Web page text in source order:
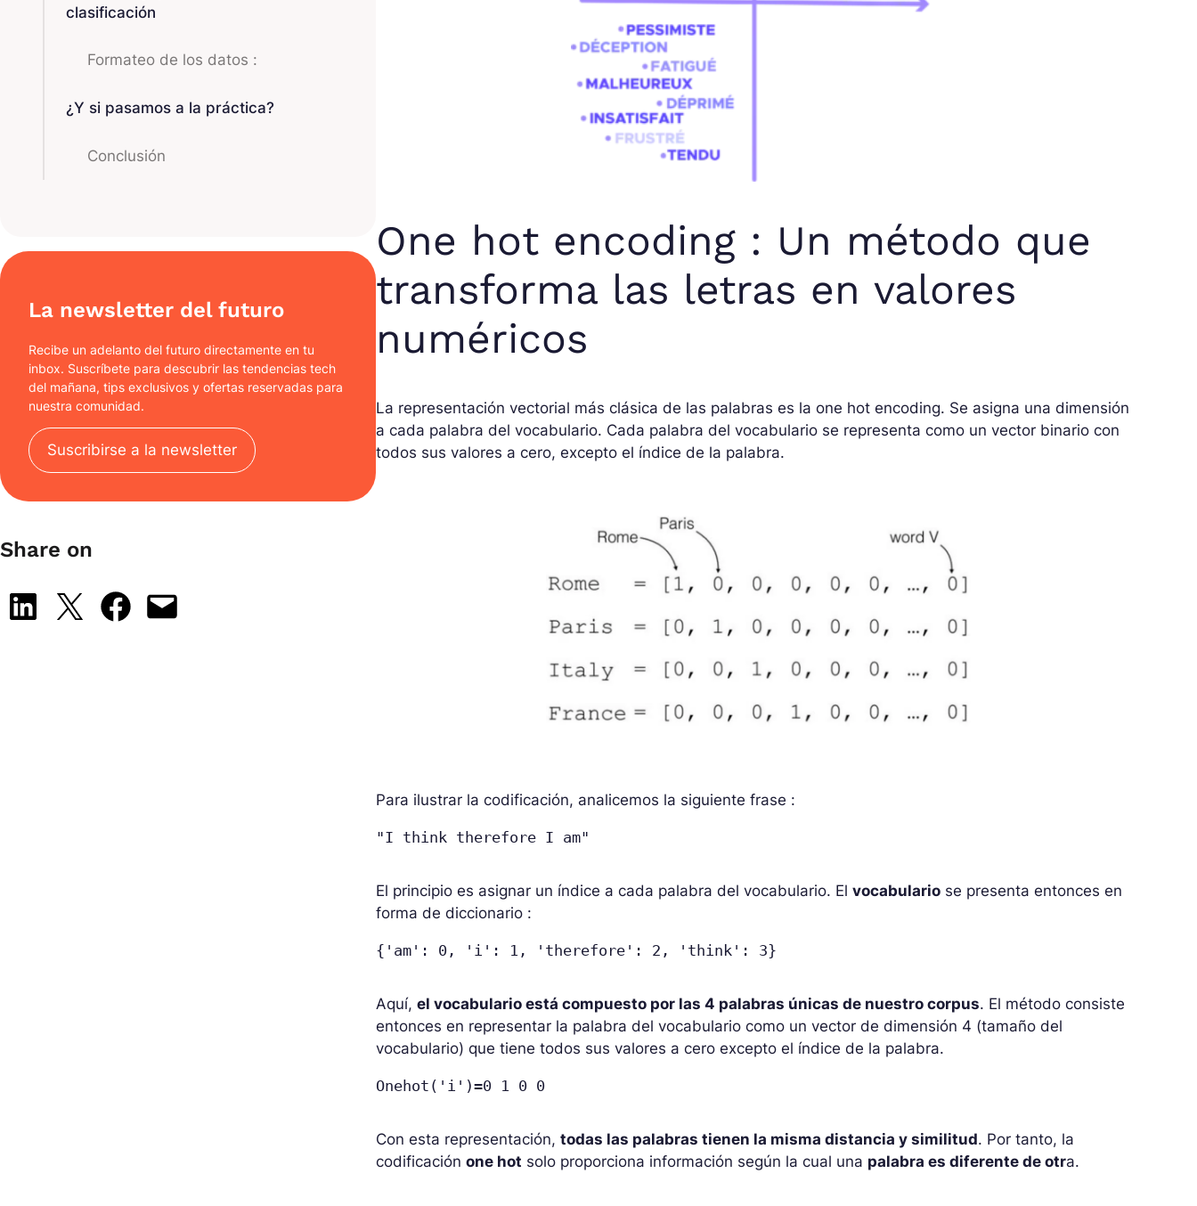
clasificación
Formateo de los datos :
¿Y si pasamos a la práctica?
Conclusión
La newsletter del futuro
Recibe un adelanto del futuro directamente en tu
inbox. Suscríbete para descubrir las tendencias tech
del mañana, tips exclusivos y ofertas reservadas para
nuestra comunidad.
Suscribirse a la newsletter
Share on
Share on LinkedIn
Share on X Share on Facebook
Email this Page
One hot encoding : Un método que
transforma las letras en valores
numéricos
La representación vectorial más clásica de las palabras es la one hot encoding. Se asigna una dimensión
a cada palabra del vocabulario. Cada palabra del vocabulario se representa como un vector binario con
todos sus valores a cero, excepto el índice de la palabra.
Para ilustrar la codificación, analicemos la siguiente frase :
"I think therefore I am"
El principio es asignar un índice a cada palabra del vocabulario. Elvocabulario se presenta entonces en
forma de diccionario :
{'am': 0, 'i': 1, 'therefore': 2, 'think': 3}
Aquí,el vocabulario está compuesto por las 4 palabras únicas de nuestro corpus. El método consiste
entonces en representar la palabra del vocabulario como un vector de dimensión 4 (tamaño del
vocabulario) que tiene todos sus valores a cero excepto el índice de la palabra.
Onehot('i')=0 1 0 0
Con esta representación,todas las palabras tienen la misma distancia y similitud. Por tanto, la
codificaciónone hot solo proporciona información según la cual una palabra es diferente de otra.